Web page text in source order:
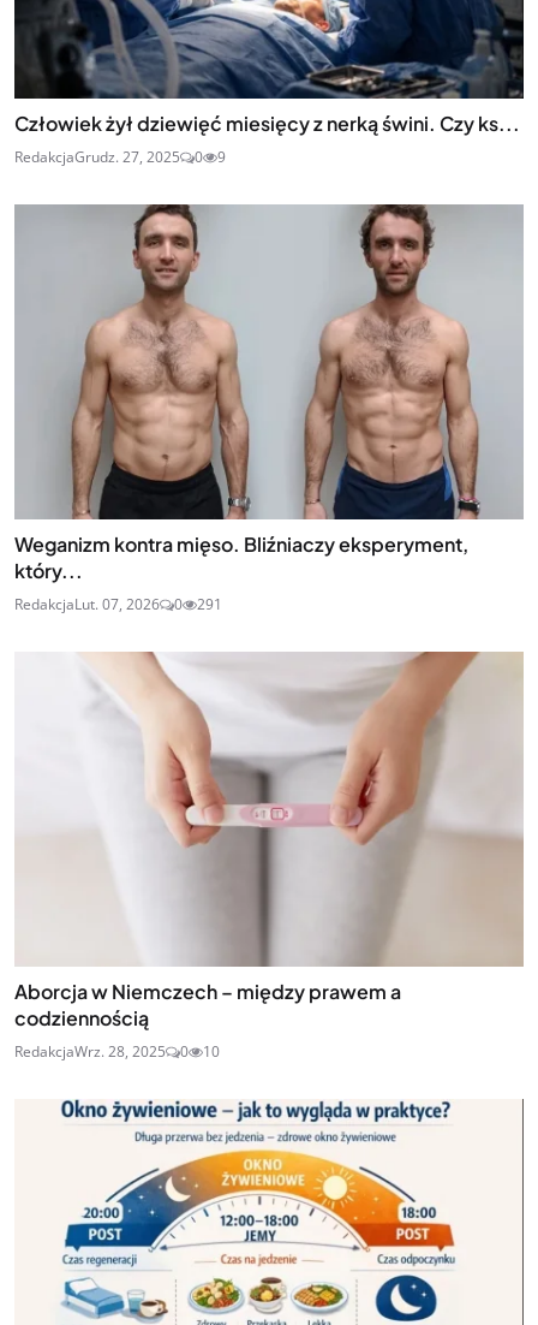
Człowiek żył dziewięć miesięcy z nerką świni. Czy ks...
RedakcjaGrudz. 27, 2025 0 9
Weganizm kontra mięso. Bliźniaczy eksperyment,
który...
RedakcjaLut. 07, 2026 0 291
Aborcja w Niemczech – między prawem a
codziennością
RedakcjaWrz. 28, 2025 0 10